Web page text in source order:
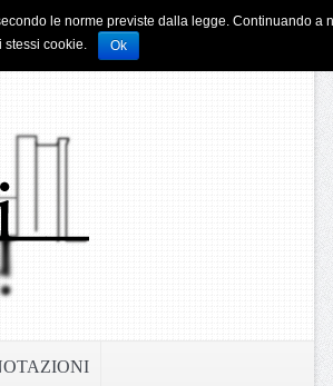
le norme previste dalla legge. Continuando a
stessi cookie.
Ok